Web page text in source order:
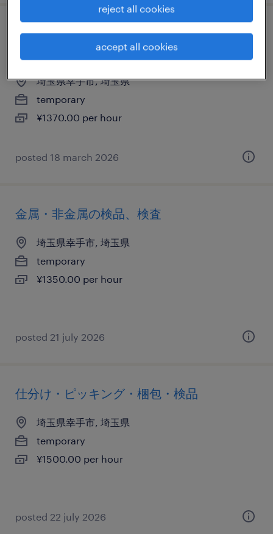
物流・ロジスティクスのフォークリフト、
仕分け・ピッキング・梱包、入出荷
埼玉県幸手市, 埼玉県
temporary
¥1370.00 per hour
posted 18 march 2026
金属・非金属の検品、検査
埼玉県幸手市, 埼玉県
temporary
¥1350.00 per hour
posted 21 july 2026
仕分け・ピッキング・梱包・検品
埼玉県幸手市, 埼玉県
temporary
¥1500.00 per hour
posted 22 july 2026
reject all cookies
accept all cookies